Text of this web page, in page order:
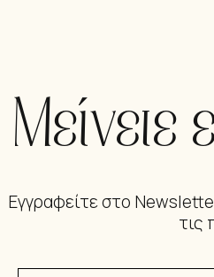
Μείνετε
Εγγραφείτε στο
τις